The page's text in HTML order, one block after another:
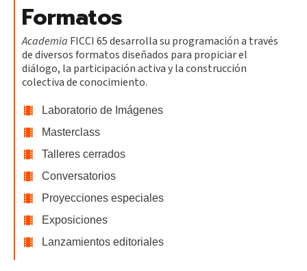
Formatos
Academia FICCI 65 desarrolla su programación a través
de diversos formatos diseñados para propiciar el
diálogo, la participación activa y la construcción
colectiva de conocimiento.
Laboratorio de Imágenes
Masterclass
Talleres cerrados
Conversatorios
Proyecciones especiales
Exposiciones
Lanzamientos editoriales